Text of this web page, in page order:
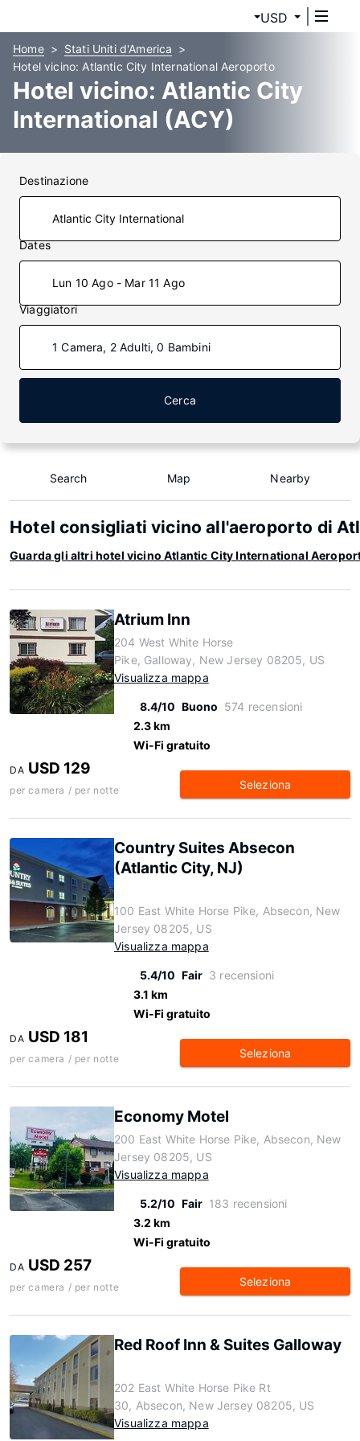
USD
Home
Stati Uniti d'America
Hotel vicino: Atlantic City International Aeroporto
Hotel vicino: Atlantic City
International (ACY)
Destinazione
Dates
Lun 10 Ago - Mar 11 Ago
Viaggiatori
1 Camera, 2 Adulti, 0 Bambini
Cerca
Search Map Nearby
Hotel consigliati vicino all'aeroporto di
Guarda gli altri hotel vicino Atlantic City International
Atrium Inn
204 West White Horse
Pike, Galloway, New Jersey 08205, US
Visualizza mappa
8.4/10 Buono 574 recensioni
2.3 km
Wi-Fi gratuito
DA USD 129
per camera / per notte Seleziona
Country Suites Absecon
(Atlantic City, NJ)
100 East White Horse Pike, Absecon, New
Jersey 08205, US
Visualizza mappa
5.4/10 Fair 3 recensioni
3.1 km
Wi-Fi gratuito
DA USD 181
per camera / per notte Seleziona
Economy Motel
200 East White Horse Pike, Absecon, New
Jersey 08205, US
Visualizza mappa
5.2/10 Fair 183 recensioni
3.2 km
Wi-Fi gratuito
DA USD 257
per camera / per notte Seleziona
Red Roof Inn & Suites Galloway
202 East White Horse Pike Rt
30, Absecon, New Jersey 08205, US
Visualizza mappa